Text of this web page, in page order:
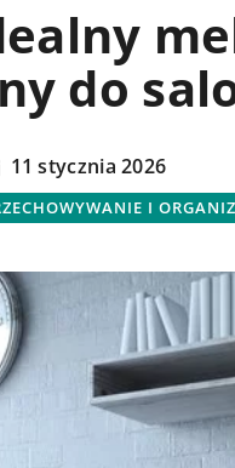
do
11 stycznia 2026
I
I GOTOWANIE